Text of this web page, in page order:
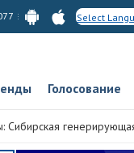
Select
Голосование
Сибирская